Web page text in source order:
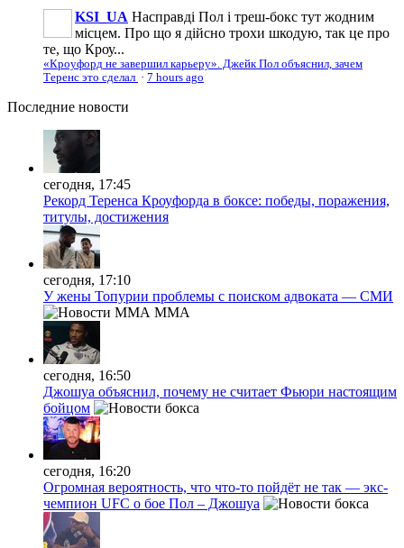
KSI_UA Насправді Пол і треш-бокс тут жодним
місцем. Про що я дійсно трохи шкодую, так це про
те, що Кроу...
«Кроуфорд не завершил карьеру». Джейк Пол объяснил, зачем
Теренс это сделал · 7 hours ago
Последние новости
сегодня, 17:45
Рекорд Теренса Кроуфорда в боксе: победы, поражения,
титулы, достижения
сегодня, 17:10
У жены Топурии проблемы с поиском адвоката — СМИ
MMA
сегодня, 16:50
Джошуа объяснил, почему не считает Фьюри настоящим
бойцом
сегодня, 16:20
Огромная вероятность, что что-то пойдёт не так — экс-
чемпион UFC о бое Пол – Джошуа